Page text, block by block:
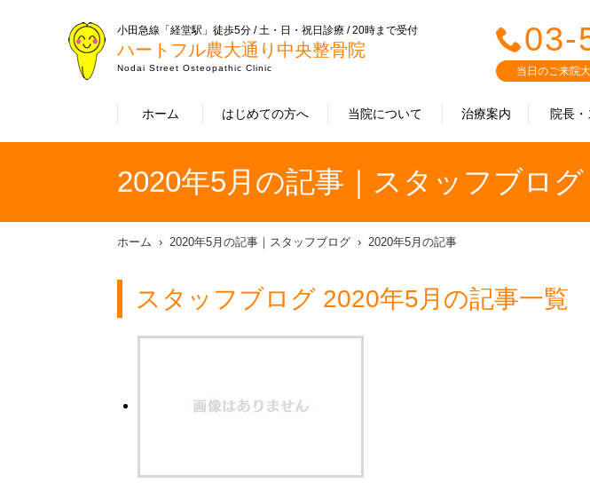
小田急線「経堂駅」徒歩5分 / 土・日・祝日診療 / 20時まで受付
ハートフル農大通り中央整骨院
Nodai Street Osteopathic Clinic
ホーム はじめての方へ 当院について 治療案内 院長
03-
当日のご来院
2020年5月の記事｜スタッフブログ
ホーム 2020年5月の記事｜スタッフブログ 2020年5月の記事
スタッフブログ 2020年5月の記事一覧